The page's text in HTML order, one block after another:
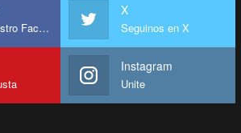
estrategias perennes.
Unite a nuestro Facebook
X
Seguinos en X
Instagram
Unite